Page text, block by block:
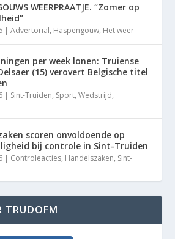
WEERPRAATJE. “Zomer op
|Advertorial, Haspengouw, Het weer
per week lonen: Truiense
(15) verovert Belgische titel
| Sint-Truiden, Sport,Wedstrijd,
scoren onvoldoende op
bij controle in Sint-Truiden
| Controleacties, Handelszaken, Sint-
TRUDOFM